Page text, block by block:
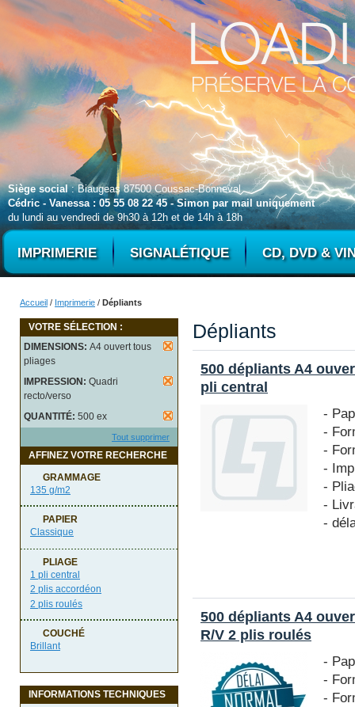
Siège social: Biaugeas 87500 Coussac-Bonneval
Cédric - Vanessa : 05 55 08 22 45 - Simon par mail uniquement
du lundi au vendredi de 9h30 à 12h et de 14h à 18h
IMPRIMERIE SIGNALÉTIQUE CD, DVD &
Accueil / Imprimerie / Dépliants
VOTRE SÉLECTION :
DIMENSIONS: A4 ouvert tous
pliages
IMPRESSION: Quadri
recto/verso
QUANTITÉ: 500 ex
Tout supprimer
AFFINEZ VOTRE RECHERCHE
GRAMMAGE
135 g/m2
PAPIER
Classique
PLIAGE
1 pli central
2 plis accordéon
2 plis roulés
COUCHÉ
Brillant
INFORMATIONS TECHNIQUES
Dépliants
500 dépliants A4
pli central
-
-
-
-
-
-
-
500 dépliants A4
R/V 2 plis roulés
-
-
-